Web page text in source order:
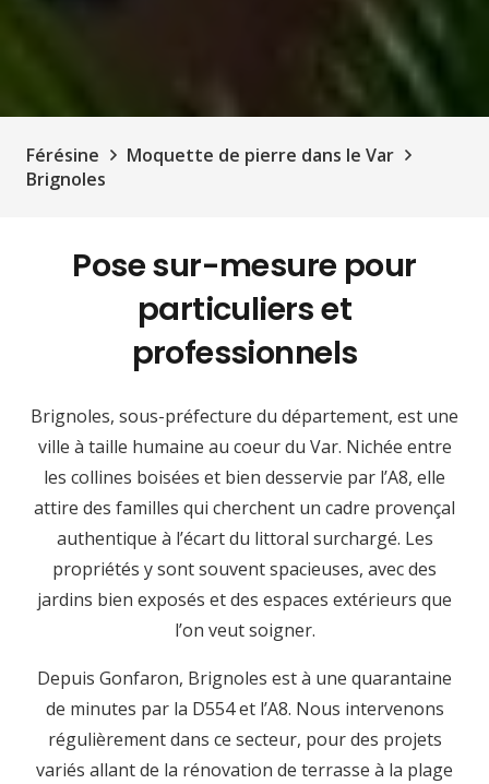
Férésine
Moquette de pierre dans le Var
Brignoles
Pose sur-mesure pour
particuliers et
professionnels
Brignoles, sous-préfecture du département, est une
ville à taille humaine au coeur du Var. Nichée entre
les collines boisées et bien desservie par l’A8, elle
attire des familles qui cherchent un cadre provençal
authentique à l’écart du littoral surchargé. Les
propriétés y sont souvent spacieuses, avec des
jardins bien exposés et des espaces extérieurs que
l’on veut soigner.
Depuis Gonfaron, Brignoles est à une quarantaine
de minutes par la D554 et l’A8. Nous intervenons
régulièrement dans ce secteur, pour des projets
variés allant de la rénovation de terrasse à la plage